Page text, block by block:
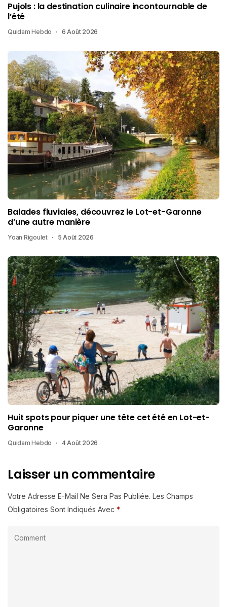
Pujols : la destination culinaire incontournable de
l’été
Quidam Hebdo 6 Août 2026
Balades fluviales, découvrez le Lot-et-Garonne
d’une autre manière
Yoan Rigoulet 5 Août 2026
Huit spots pour piquer une tête cet été en Lot-et-
Garonne
Quidam Hebdo 4 Août 2026
Laisser un commentaire
Votre Adresse E-Mail Ne Sera Pas Publiée. Les Champs
Obligatoires Sont Indiqués Avec *